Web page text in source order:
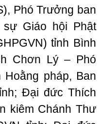
Phó Trưởng ban
Giáo hội Phật
tỉnh Bình
Chơn Lý – Phó
pháp, Ban
Đại đức Thích
kiêm Chánh Thư